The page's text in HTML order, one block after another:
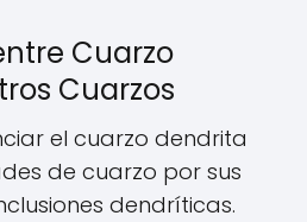
Cuarzo
Cuarzos
el cuarzo dendrita
de cuarzo por sus
dendríticas.